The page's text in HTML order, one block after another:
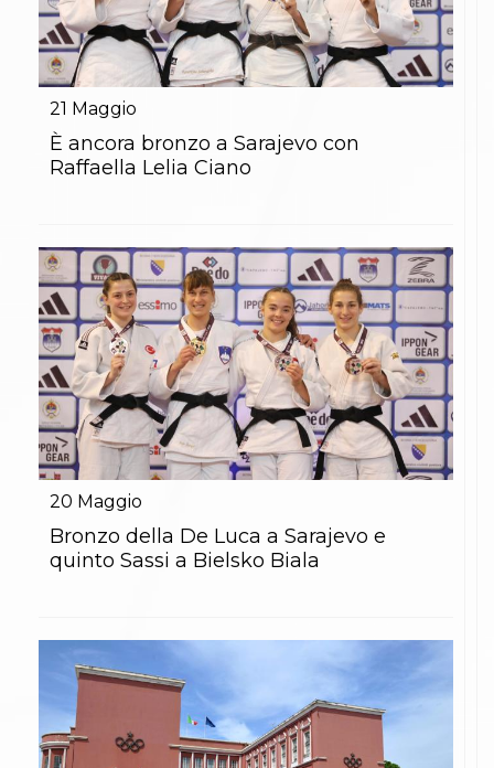
21 Maggio
È ancora bronzo a Sarajevo con
Raffaella Lelia Ciano
20 Maggio
Bronzo della De Luca a Sarajevo e
quinto Sassi a Bielsko Biala